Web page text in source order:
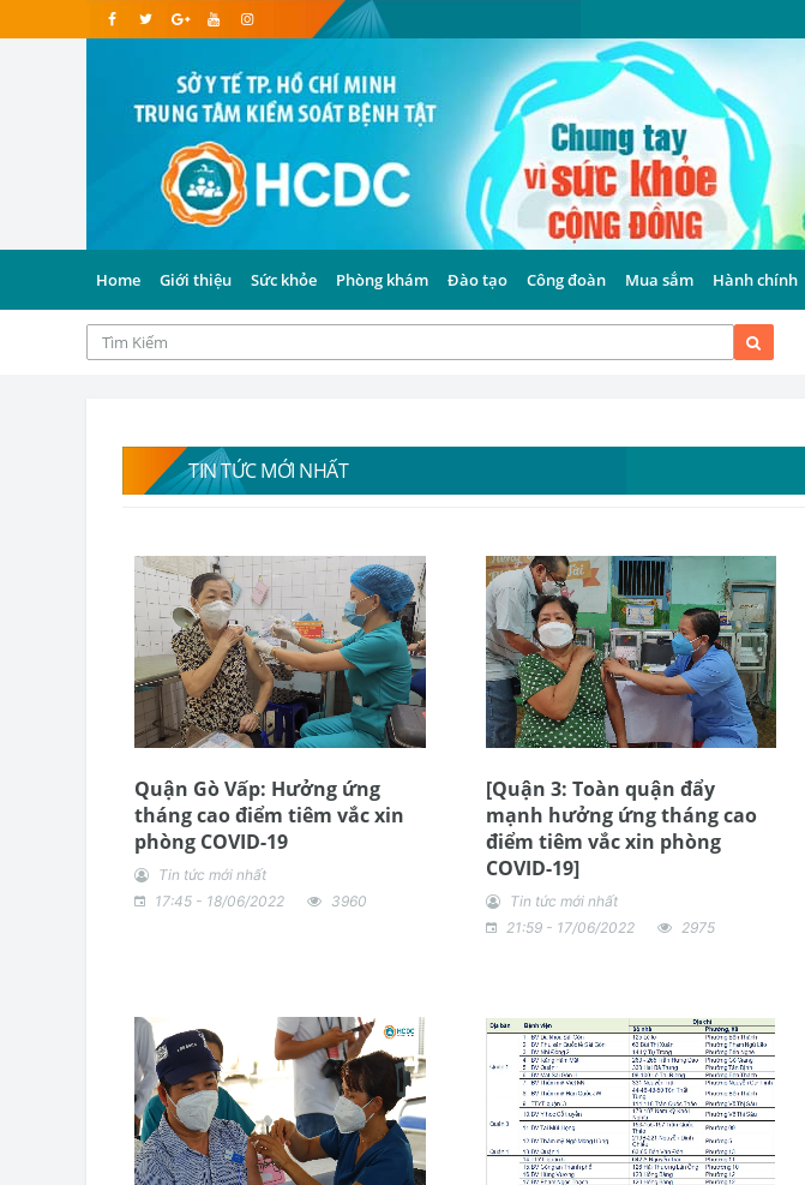
Home Giới thiệu Sức khỏe Phòng khám Đào tạo Công đoàn Mua sắm Hành chính
TIN TỨC MỚI NHẤT
Quận Gò Vấp: Hưởng ứng
tháng cao điểm tiêm vắc xin
phòng COVID-19
Tin tức mới nhất
17:45 - 18/06/2022
3960
[Quận 3: Toàn quận đẩy
mạnh hưởng ứng tháng cao
điểm tiêm vắc xin phòng
COVID-19]
Tin tức mới nhất
21:59 - 17/06/2022
2975